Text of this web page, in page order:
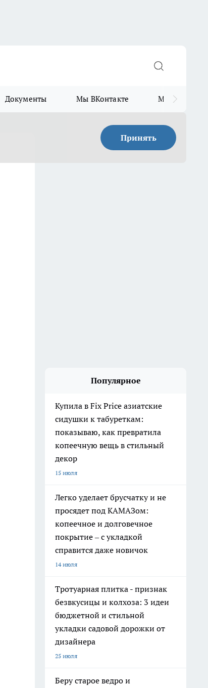
Документы Мы ВКонтакте Мы в
Принять
Популярное
Купила в Fix Price азиатские
сидушки к табуреткам:
показываю, как превратила
копеечную вещь в стильный
декор
15 июля
Легко уделает брусчатку и не
просядет под КАМАЗом:
копеечное и долговечное
покрытие – с укладкой
справится даже новичок
14 июля
Тротуарная плитка - признак
безвкусицы и колхоза: 3 идеи
бюджетной и стильной
укладки садовой дорожки от
дизайнера
25 июля
Беру старое ведро и